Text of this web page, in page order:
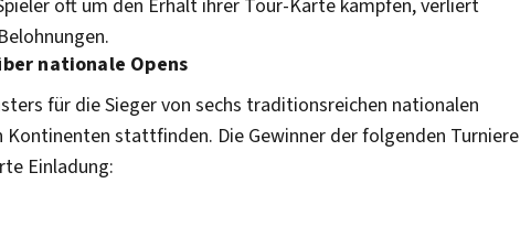
oft um den Erhalt ihrer Tour-Karte kämpfen, verliert
nationale Opens
für die Sieger von sechs traditionsreichen nationalen
Kontinenten stattfinden. Die Gewinner der folgenden Turniere
Einladung: